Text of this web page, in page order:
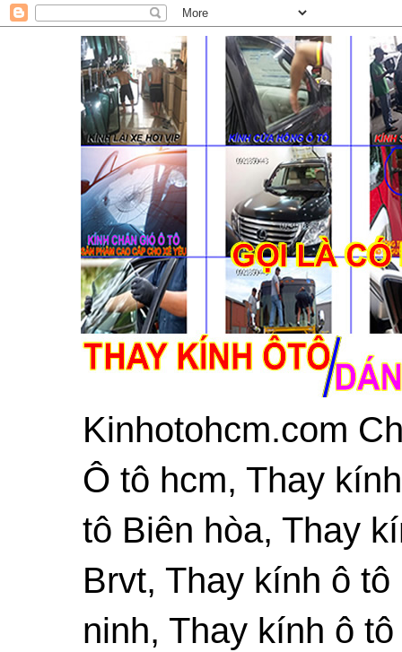
Kinhotohcm.com
Ô tô hcm, Thay
tô Biên hòa, Thay
Brvt, Thay kính ô
ninh, Thay kính ô